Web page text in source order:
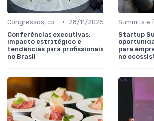
•
28/11/2025
Conferências executivas:
impacto estratégico e
tendências para profissionais
no Brasil
Startup
para
no